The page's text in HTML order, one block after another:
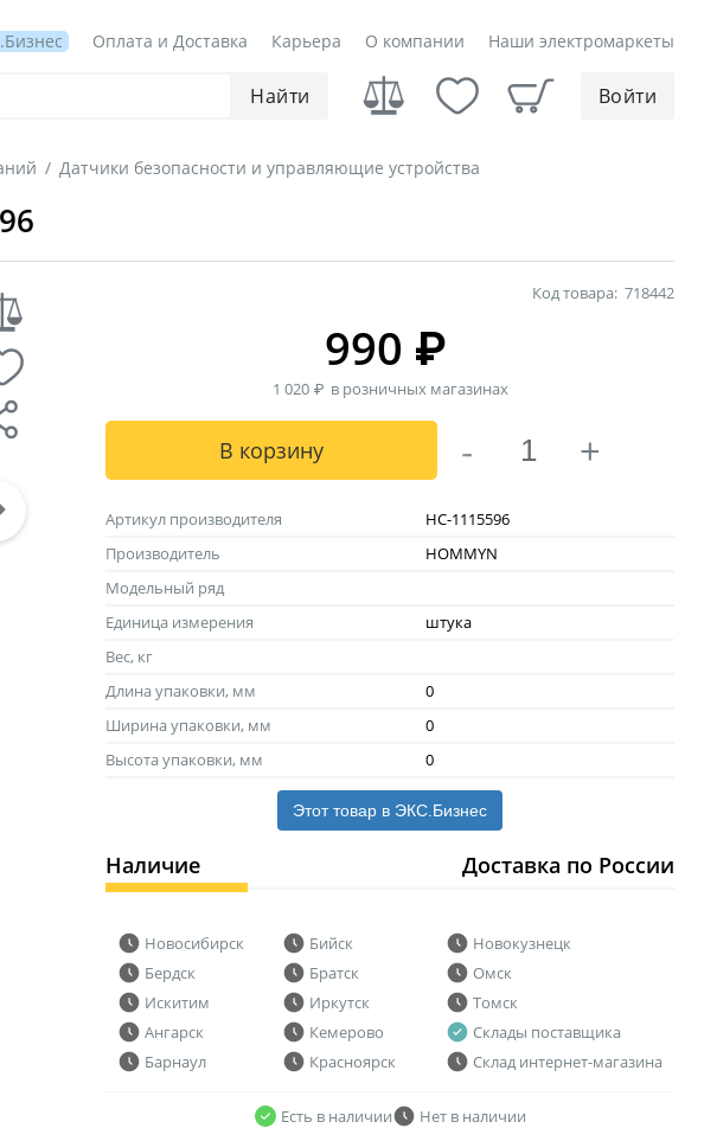
Оплата и Доставка Карьера О компании Наши электромаркеты
Найти Войти
/ Датчики безопасности и управляющие устройства
Код товара: 718442
990 ₽
1 020 ₽в розничных магазинах
В корзину - +
Артикул производителя
НС-1115596
Производитель
HOMMYN
Модельный ряд
Единица измерения
штука
Вес, кг
Длина упаковки, мм
0
Ширина упаковки, мм
0
Высота упаковки, мм
0
Этот товар в ЭКС.Бизнес
Наличие Доставка по России
Новосибирск
Бердск
Искитим
Ангарск
Барнаул
Бийск
Братск
Иркутск
Кемерово
Красноярск
Новокузнецк
Омск
Томск
Склады поставщика
Склад интернет-магазина
Есть в наличии
Нет в наличии